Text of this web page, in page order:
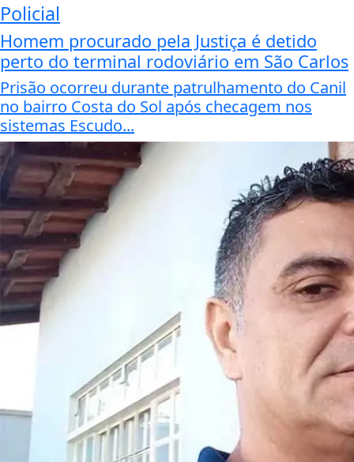
Policial
Homem procurado pela Justiça é detido
perto do terminal rodoviário em São Carlos
Prisão ocorreu durante patrulhamento do Canil
no bairro Costa do Sol após checagem nos
sistemas Escudo...